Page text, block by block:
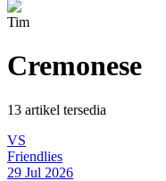
Tim
Cremonese
13 artikel tersedia
VS
Friendlies
29 Jul 2026